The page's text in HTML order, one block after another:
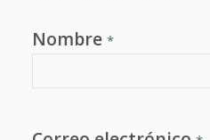
Nombre *